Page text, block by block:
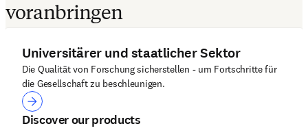
voranbringen
Universitärer und staatlicher Sektor
Die Qualität von Forschung sicherstellen - um Fortschritte für
die Gesellschaft zu beschleunigen.
Universitärer und staatlicher Sektor
Discover our products